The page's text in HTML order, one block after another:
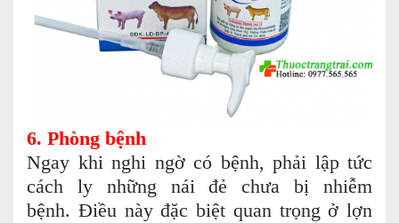
6. Phòng bệnh
Ngay khi nghi ngờ có bệnh, phải lập tức
cách ly những nái đẻ chưa bị nhiễm
bệnh. Điều này đặc biệt quan trọng ở lợn